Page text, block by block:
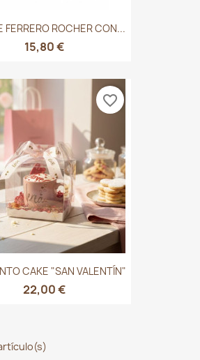
FERRERO ROCHER CON...
15,80 €
CAKE "SAN VALENTÍN"
22,00 €
favorite_border